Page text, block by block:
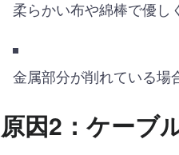
柔らかい布や綿棒で優し
金属部分が削れている場
原因2：ケーブ